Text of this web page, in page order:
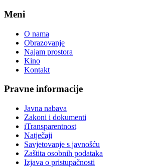
Meni
O nama
Obrazovanje
Najam prostora
Kino
Kontakt
Pravne informacije
Javna nabava
Zakoni i dokumenti
iTransparentnost
Natječaji
Savjetovanje s javnošću
Zaštita osobnih podataka
Izjava o pristupačnosti